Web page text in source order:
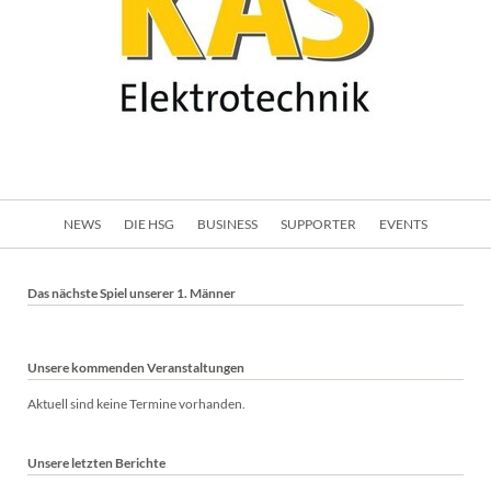
NEWS DIE HSG BUSINESS SUPPORTER EVENTS
Das nächste Spiel unserer 1. Männer
Unsere kommenden Veranstaltungen
Aktuell sind keine Termine vorhanden.
Unsere letzten Berichte